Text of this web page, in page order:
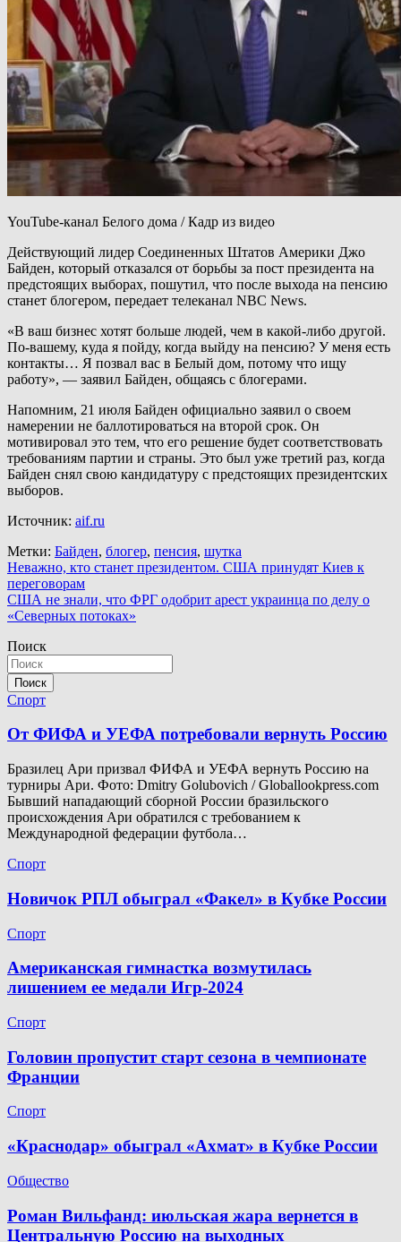
YouTube-канал Белого дома / Кадр из видео
Действующий лидер Соединенных Штатов Америки Джо
Байден, который отказался от борьбы за пост президента на
предстоящих выборах, пошутил, что после выхода на пенсию
станет блогером, передает телеканал NBC News.
«В ваш бизнес хотят больше людей, чем в какой-либо другой.
По-вашему, куда я пойду, когда выйду на пенсию? У меня есть
контакты… Я позвал вас в Белый дом, потому что ищу
работу», — заявил Байден, общаясь с блогерами.
Напомним, 21 июля Байден официально заявил о своем
намерении не баллотироваться на второй срок. Он
мотивировал это тем, что его решение будет соответствовать
требованиям партии и страны. Это был уже третий раз, когда
Байден снял свою кандидатуру с предстоящих президентских
выборов.
Источник: aif.ru
Метки: Байден, блогер, пенсия, шутка
Навигация
по
записям
Неважно, кто станет президентом. США принудят Киев к
переговорам
США не знали, что ФРГ одобрит арест украинца по делу о
«Северных потоках»
Поиск
Поиск
Спорт
От ФИФА и УЕФА потребовали вернуть Россию
Бразилец Ари призвал ФИФА и УЕФА вернуть Россию на
турниры Ари. Фото: Dmitry Golubovich / Globallookpress.com
Бывший нападающий сборной России бразильского
происхождения Ари обратился с требованием к
Международной федерации футбола…
Спорт
Новичок РПЛ обыграл «Факел» в Кубке России
Спорт
Американская гимнастка возмутилась
лишением ее медали Игр-2024
Спорт
Головин пропустит старт сезона в чемпионате
Франции
Спорт
«Краснодар» обыграл «Ахмат» в Кубке России
Общество
Роман Вильфанд: июльская жара вернется в
Центральную Россию на выходных